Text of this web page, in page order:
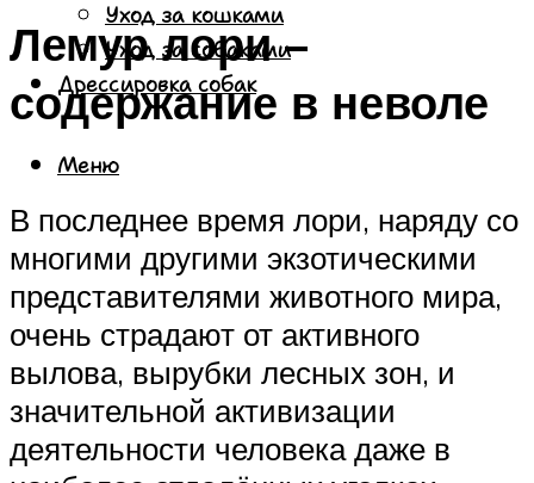
Уход за кошками
Уход за собаками
Дрессировка собак
Меню
Лемур лори –
содержание в неволе
В последнее время лори, наряду со
многими другими экзотическими
представителями животного мира,
очень страдают от активного
вылова, вырубки лесных зон, и
значительной активизации
деятельности человека даже в